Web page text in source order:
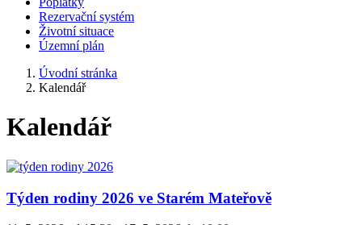
Rezervační systém
Životní situace
Územní plán
Úvodní stránka
Kalendář
Kalendář
Týden rodiny 2026 ve Starém Mateřově